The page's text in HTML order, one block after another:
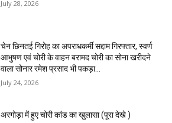
July 28, 2026
चेन छिनतई गिरोह का अपराधकर्मी सद्दाम गिरफ्तार, स्वर्ण
आभुषण एवं चोरी के वाहन बरामद चोरी का सोना खरीदने
वाला सोनार रमेश प्रसाद भी पकड़ा...
July 24, 2026
अरगोड़ा में हुए चोरी कांड का खुलासा (पूरा देखे )